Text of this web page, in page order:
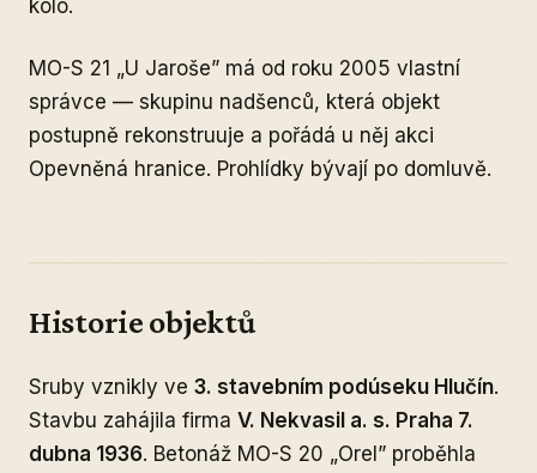
kolo.
MO-S 21 „U Jaroše” má od roku 2005 vlastní
správce — skupinu nadšenců, která objekt
postupně rekonstruuje a pořádá u něj akci
Opevněná hranice. Prohlídky bývají po domluvě.
Historie objektů
Sruby vznikly ve 3. stavebním podúseku Hlučín.
Stavbu zahájila firma V. Nekvasil a. s. Praha 7.
dubna 1936. Betonáž MO-S 20 „Orel” proběhla